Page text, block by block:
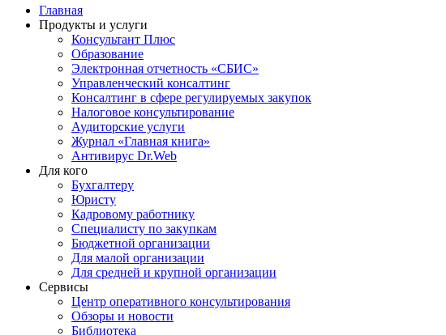
Главная
Продукты и услуги
Консультант Плюс
Образование
Электронная отчетность «СБИС»
Управленческий консалтинг
Консалтинг в сфере регулируемых закупок
Налоговое консультирование
Аудиторские услуги
Журнал «Главная книга»
Антивирус Dr.Web
Для кого
Бухгалтеру
Юристу
Кадровому работнику
Специалисту по закупкам
Бюджетной организации
Для малой организации
Для средней и крупной организации
Сервисы
Центр оперативного консультирования
Обзоры и новости
Библиотека